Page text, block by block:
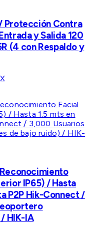
Protección Contra
y Salida 120
(4 con Respaldo y
IP65) / Hasta
P2P Hik-Connect /
HIK-IA